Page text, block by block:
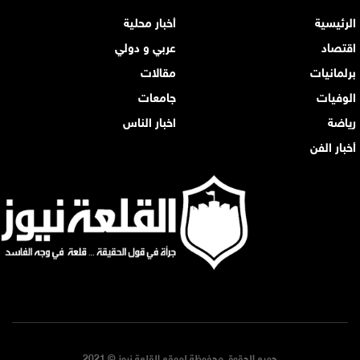
الرئيسية
أخبار محلية
اقتصاد
عربي و دولي
برلمانيات
مقالات
الوفيات
جامعات
رياضة
اخبار الناس
أخبار الفن
جميع الحقوق محفوظة لموقع القلعة نيوز © 2021